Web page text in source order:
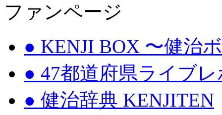
ファンページ
● KENJI BOX 〜健治
● 47都道府県ライブ
● 健治辞典 KENJITEN